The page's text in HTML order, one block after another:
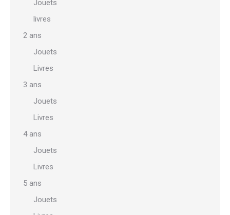
Jouets
livres
2 ans
Jouets
Livres
3 ans
Jouets
Livres
4 ans
Jouets
Livres
5 ans
Jouets